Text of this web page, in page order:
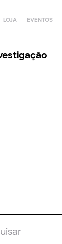
LOJA EVENTOS